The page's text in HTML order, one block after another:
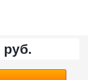
руб.